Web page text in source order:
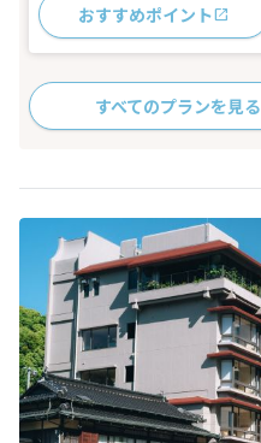
おすすめポイント
すべてのプランを見る